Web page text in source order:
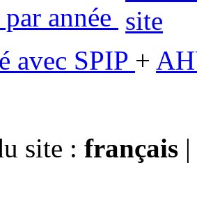
année
avec SPIP +
site : français |